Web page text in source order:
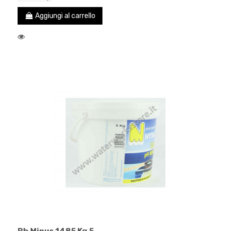
Aggiungi al carrello